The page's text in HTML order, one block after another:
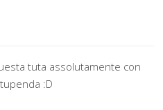
tuta assolutamente con
:D